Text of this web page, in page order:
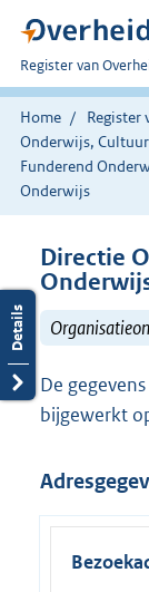
U
bent
nu
hier:
Register van
Home Register
Onderwijs,
Funderend
Onderwijs
Directie
De
bijgewerkt